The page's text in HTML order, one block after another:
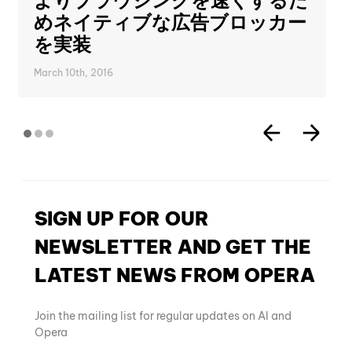
めネイティブな広告ブロッカー
を実装
March 10th, 2016
SIGN UP FOR OUR
NEWSLETTER AND GET THE
LATEST NEWS FROM OPERA
Join the mailing list for regular updates on AI and
Opera